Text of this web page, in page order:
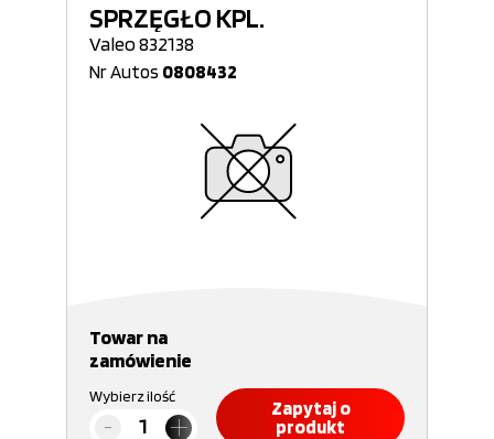
SPRZĘGŁO KPL.
Valeo 832138
Nr Autos 0808432
Towar na
zamówienie
Wybierz ilość
Zapytaj o
produkt